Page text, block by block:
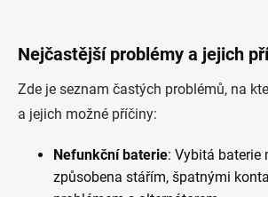
Nejčastější problémy a jejich
Zde je seznam častých problémů, na
a jejich možné příčiny:
Nefunkční baterie: Vybitá baterie
způsobena stářím, špatnými